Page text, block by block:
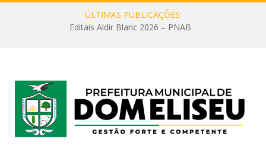
ÚLTIMAS PUBLICAÇÕES:
Editais Aldir Blanc 2026 – PNAB